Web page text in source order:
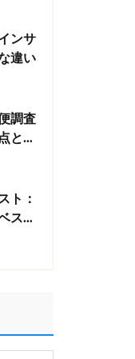
ンサ
違い
調査
と代
ト：
スト